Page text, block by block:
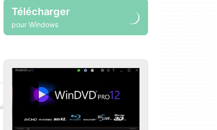
Télécharger
pour Windows